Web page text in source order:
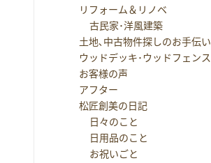
リフォーム＆リノベ
古民家･洋風建築
土地､中古物件探しのお手伝い
ウッドデッキ･ウッドフェンス
お客様の声
アフター
松匠創美の日記
日々のこと
日用品のこと
お祝いごと